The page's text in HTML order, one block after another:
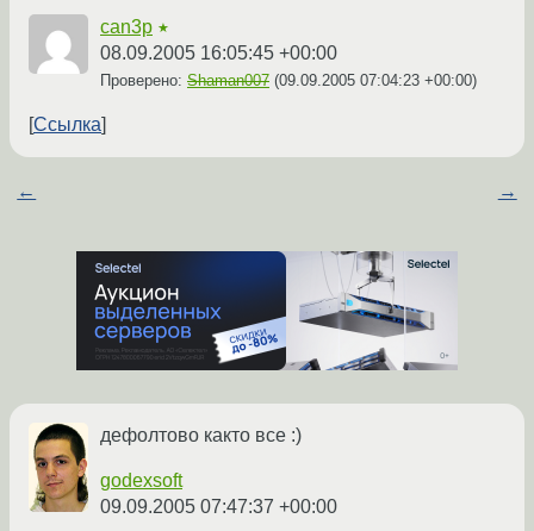
can3p ★
08.09.2005 16:05:45 +00:00
Проверено: Shaman007 (09.09.2005 07:04:23 +00:00)
Ссылка
← →
дефолтово както все :)
godexsoft
09.09.2005 07:47:37 +00:00